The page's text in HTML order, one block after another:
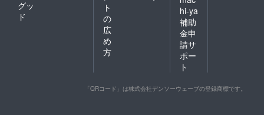
グッ
ド
ト
の
広
め
方
hi-ya
補助
金申
請サ
ポー
ト
「QRコード」は株式会社デンソーウェーブの登録商標です。